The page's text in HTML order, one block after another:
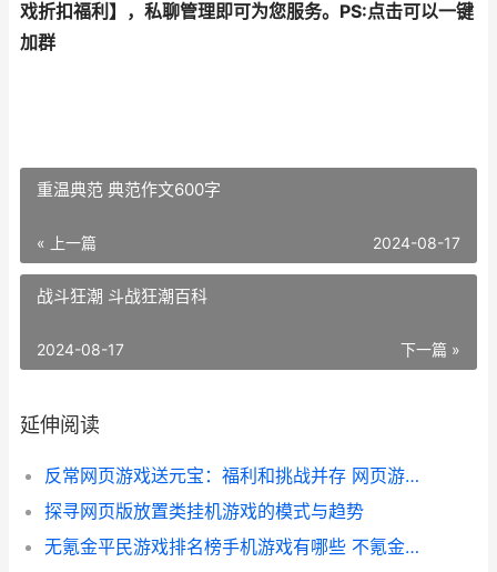
戏折扣福利 】，私聊管理即可为您服务。 PS:点击可以一键
加群
重温典范 典范作文600字
« 上一篇 2024-08-17
战斗狂潮 斗战狂潮百科
下一篇 »
2024-08-17
延伸阅读
反常网页游戏送元宝：福利和挑战并存 网页游戏返利网
探寻网页版放置类挂机游戏的模式与趋势
无氪金平民游戏排名榜手机游戏有哪些 不氪金的好玩游戏